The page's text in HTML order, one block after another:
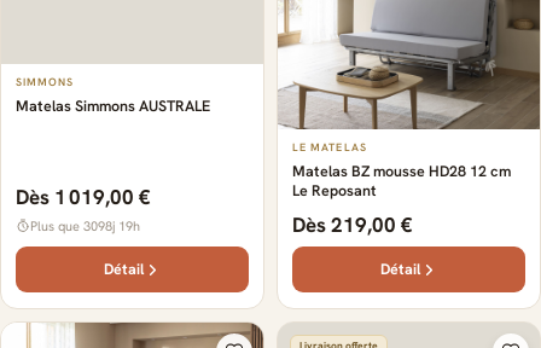
SIMMONS
Matelas Simmons AUSTRALE
Dès 1 019,00 €
Plus que 3098j 19h
Détail
LE MATELAS
Matelas BZ mousse HD28 12 cm
Le Reposant
Dès 219,00 €
Détail